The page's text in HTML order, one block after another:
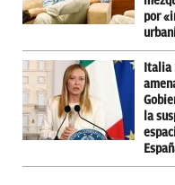
por
Italia
la